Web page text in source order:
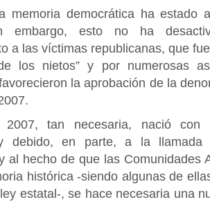
memoria democrática ha estado
embargo, esto no ha
a las víctimas republicanas, que
los nietos” y por numerosas
la aprobación de la
tan necesaria, nació con
debido, en parte, a la llamada
al hecho de que las Comunidades
histórica -siendo algunas de
estatal-, se hace necesaria una